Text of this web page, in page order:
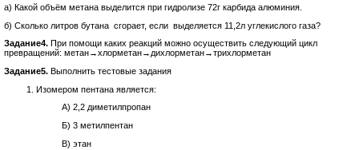
а) Какой объём метана выделится при гидролизе 72г карбида алюминия.
б) Сколько литров бутана сгорает, если выделяется 11,2л углекислого газа?
Задание4. При помощи каких реакций можно осуществить следующий цикл
превращений: метан→хлорметан→дихлорметан→трихлорметан
Задание5. Выполнить тестовые задания
Изомером пентана является:
А) 2,2 диметилпропан
Б) 3 метилпентан
В) этан